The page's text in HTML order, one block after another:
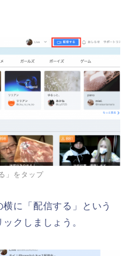
」をタップ
に「配信する」という
クしましょう。